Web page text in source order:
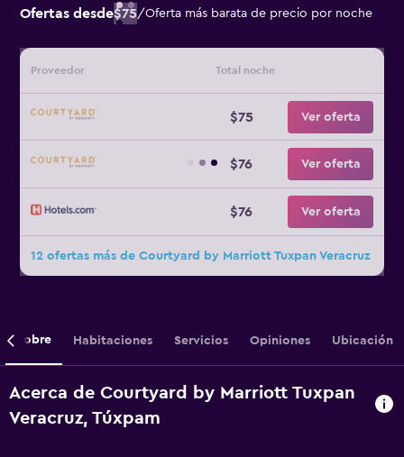
Ofertas desde$75/Oferta más barata de precio por noche
Proveedor Total noche
$75 Ver oferta
$76 Ver oferta
$76 Ver oferta
12 ofertas más de Courtyard by Marriott Tuxpan Veracruz
Sobre Habitaciones Servicios Opiniones Ubicación
Acerca de Courtyard by Marriott Tuxpan
Veracruz, Túxpam